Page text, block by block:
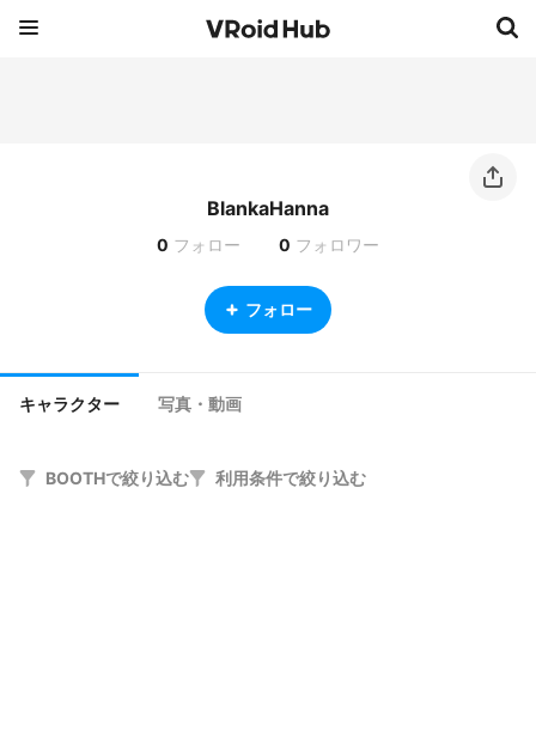
BlankaHanna
0 フォロー 0 フォロワー
フォロー
キャラクター 写真・動画
BOOTHで絞り込む 利用条件で絞り込む